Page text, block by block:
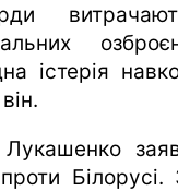
істерія
проти